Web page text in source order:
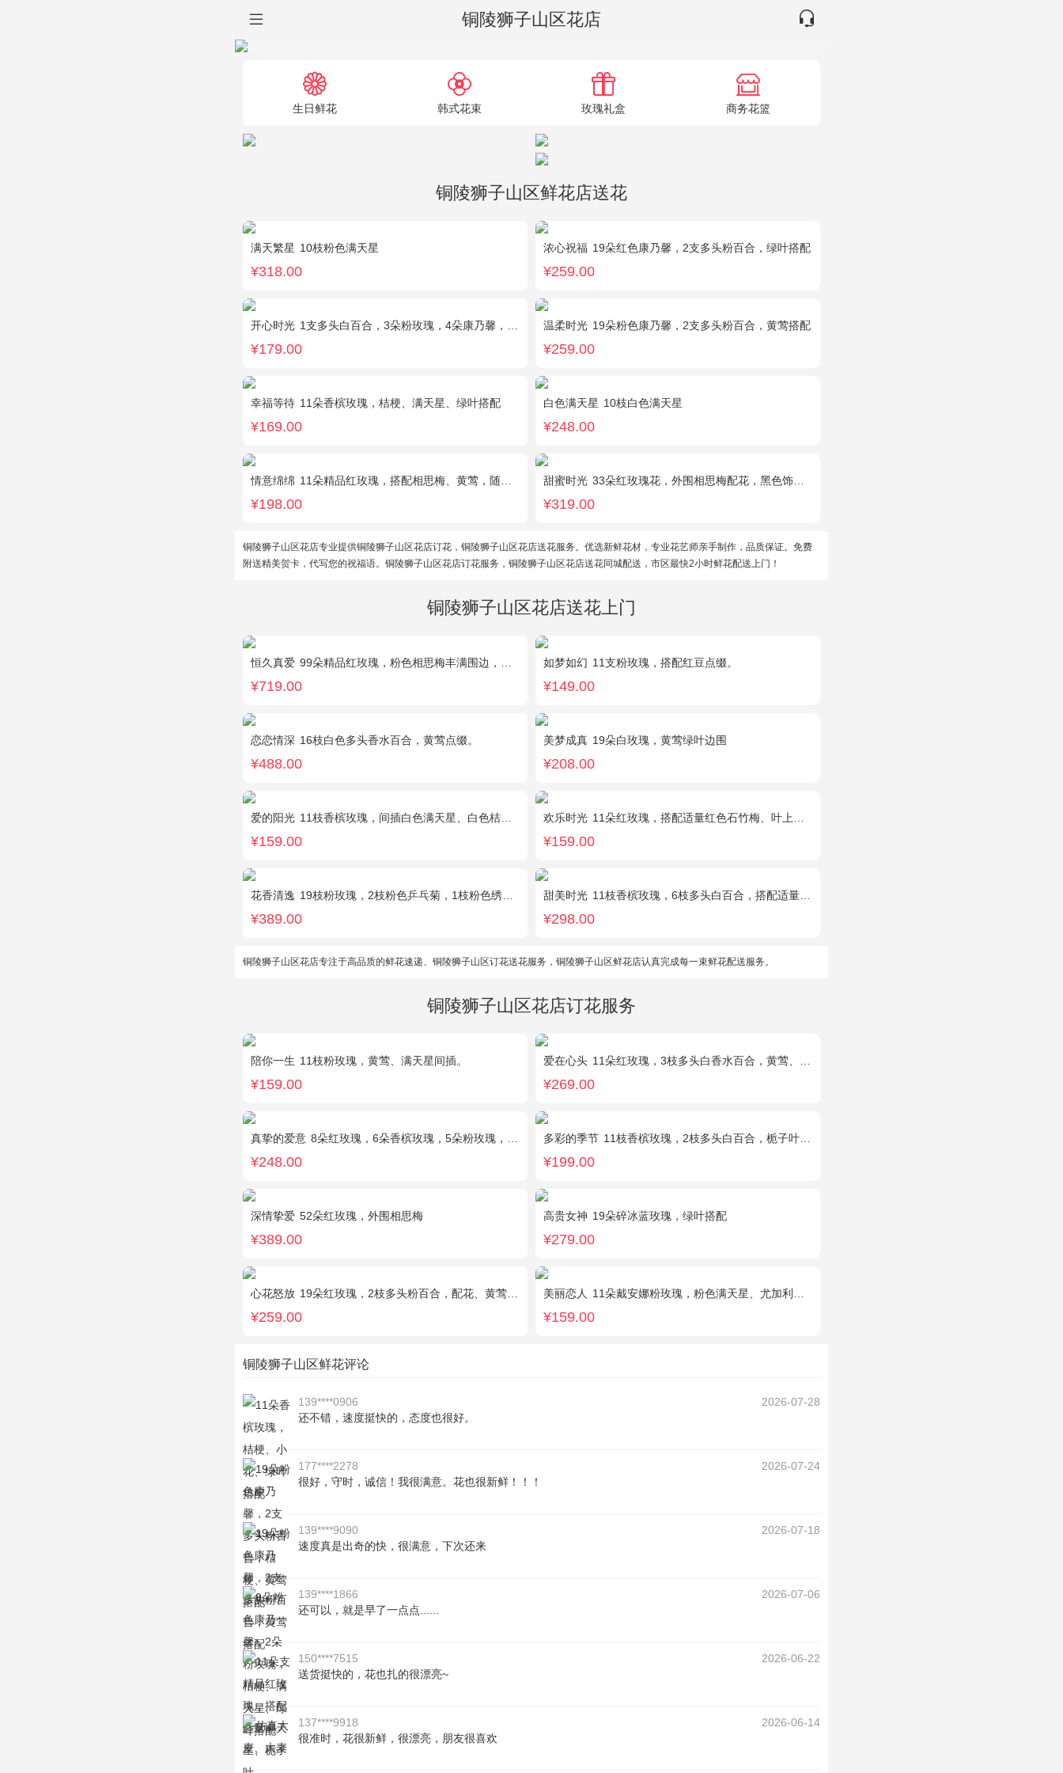
铜陵狮子山区花店
生日鲜花 韩式花束 玫瑰礼盒 商务花篮
铜陵狮子山区鲜花店送花
满天繁星 10枝粉色满天星
¥318.00
浓心祝福 19朵红色康乃馨，2支多头粉百合，绿叶搭配
¥259.00
开心时光 1支多头白百合，3朵粉玫瑰，4朵康乃馨，桔梗、满天星、绿叶混搭
¥179.00
温柔时光 19朵粉色康乃馨，2支多头粉百合，黄莺搭配
¥259.00
幸福等待 11朵香槟玫瑰，桔梗、满天星、绿叶搭配
¥169.00
白色满天星 10枝白色满天星
¥248.00
情意绵绵 11朵精品红玫瑰，搭配相思梅、黄莺，随机赠送一对小熊。
¥198.00
甜蜜时光 33朵红玫瑰花，外围相思梅配花，黑色饰条环绕
¥319.00
铜陵狮子山区花店专业提供铜陵狮子山区花店订花，铜陵狮子山区花店送花服务。优选新鲜花材，专业花艺师亲手制作，品质保证。免费
附送精美贺卡，代写您的祝福语。铜陵狮子山区花店订花服务，铜陵狮子山区花店送花同城配送，市区最快2小时鲜花配送上门！
铜陵狮子山区花店送花上门
恒久真爱 99朵精品红玫瑰，粉色相思梅丰满围边，搭配皇冠、黑色缎带装饰
¥719.00
如梦如幻 11支粉玫瑰，搭配红豆点缀。
¥149.00
恋恋情深 16枝白色多头香水百合，黄莺点缀。
¥488.00
美梦成真 19朵白玫瑰，黄莺绿叶边围
¥208.00
爱的阳光 11枝香槟玫瑰，间插白色满天星、白色桔梗、尤加利叶
¥159.00
欢乐时光 11朵红玫瑰，搭配适量红色石竹梅、叶上黄金间插。
¥159.00
花香清逸 19枝粉玫瑰，2枝粉色乒乓菊，1枝粉色绣球，银叶菊，粉色满天星，绿叶搭配
¥389.00
甜美时光 11枝香槟玫瑰，6枝多头白百合，搭配适量尤加利叶装饰
¥298.00
铜陵狮子山区花店专注于高品质的鲜花速递、铜陵狮子山区订花送花服务，铜陵狮子山区鲜花店认真完成每一束鲜花配送服务。
铜陵狮子山区花店订花服务
陪你一生 11枝粉玫瑰，黄莺、满天星间插。
¥159.00
爱在心头 11朵红玫瑰，3枝多头白香水百合，黄莺、绿叶搭配
¥269.00
真挚的爱意 8朵红玫瑰，6朵香槟玫瑰，5朵粉玫瑰，叶上黄金点缀。
¥248.00
多彩的季节 11枝香槟玫瑰，2枝多头白百合，栀子叶搭配
¥199.00
深情挚爱 52朵红玫瑰，外围相思梅
¥389.00
高贵女神 19朵碎冰蓝玫瑰，绿叶搭配
¥279.00
心花怒放 19朵红玫瑰，2枝多头粉百合，配花、黄莺搭配
¥259.00
美丽恋人 11朵戴安娜粉玫瑰，粉色满天星、尤加利绿叶搭配
¥159.00
铜陵狮子山区鲜花评论
139****0906
2026-07-28
还不错，速度挺快的，态度也很好。
177****2278
2026-07-24
很好，守时，诚信！我很满意。花也很新鲜！！！
139****9090
2026-07-18
速度真是出奇的快，很满意，下次还来
139****1866
2026-07-06
还可以，就是早了一点点......
150****7515
2026-06-22
送货挺快的，花也扎的很漂亮~
137****9918
2026-06-14
很准时，花很新鲜，很漂亮，朋友很喜欢